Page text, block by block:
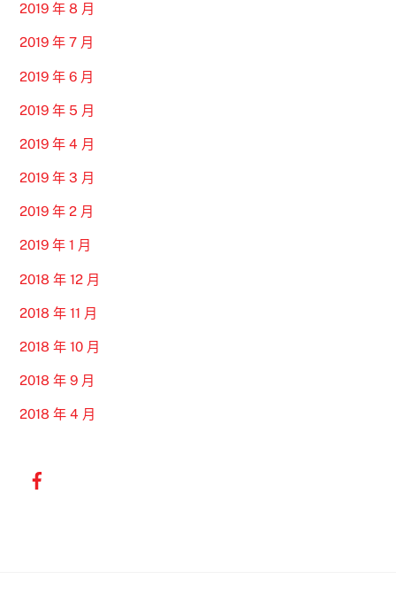
2019 年 8 月
2019 年 7 月
2019 年 6 月
2019 年 5 月
2019 年 4 月
2019 年 3 月
2019 年 2 月
2019 年 1 月
2018 年 12 月
2018 年 11 月
2018 年 10 月
2018 年 9 月
2018 年 4 月